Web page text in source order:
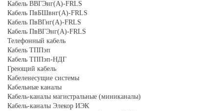
Кабель ВВГЭнг(А)-FRLS
Кабель ПвБШвнг(А)-FRLS
Кабель ПвВГнг(А)-FRLS
Кабель ПвВГЭнг(А)-FRLS
Телефонный кабель
Кабель ТППэп
Кабель ТППэп-НДГ
Греющий кабель
Кабеленесущие системы
Кабельные каналы
Кабель-каналы магистральные (миниканалы)
Кабель-каналы Элекор ИЭК